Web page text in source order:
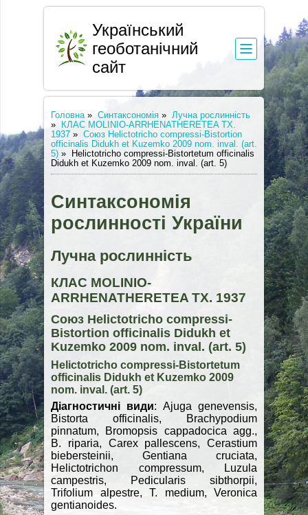
Український
геоботанічний
сайт
Головна » Синтаксономія » Лучна рослинність
»
КЛАС MOLINIO-ARRHENATHERETEA TX.
1937 » Союз Helictotricho compressi-Bistortion
officinalis Didukh et Kuzemko 2009 nom. inval. (art.
5) »
Helictotricho compressi-Bistortetum officinalis
Didukh et Kuzemko 2009 nom. inval. (art. 5)
Синтаксономія
рослинності України
Лучна рослинність
КЛАС MOLINIO-
ARRHENATHERETEA TX. 1937
Союз Helictotricho compressi-
Bistortion officinalis Didukh et
Kuzemko 2009 nom. inval. (art. 5)
Helictotricho compressi-Bistortetum
officinalis Didukh et Kuzemko 2009
nom. inval. (art. 5)
Діагностичні види: Ajuga genevensis,
Bistorta officinalis, Brachypodium
pinnatum, Bromopsis cappadocica agg.,
B. riparia, Carex pallescens, Cerastium
biebersteinii, Gentiana cruciata,
Helictotrichon compressum, Luzula
campestris, Pedicularis sibthorpii,
Trifolium alpestre, T. medium, Veronica
gentianoides.